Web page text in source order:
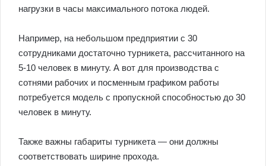
нагрузки в часы максимального потока людей.
Например, на небольшом предприятии с 30
сотрудниками достаточно турникета, рассчитанного на
5-10 человек в минуту. А вот для производства с
сотнями рабочих и посменным графиком работы
потребуется модель с пропускной способностью до 30
человек в минуту.
Также важны габариты турникета — они должны
соответствовать ширине прохода.